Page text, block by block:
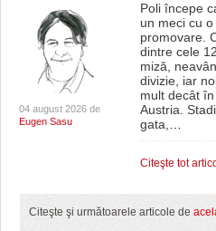
04 august 2026 de
Eugen Sasu
Poli începe
un meci cu
promovare.
dintre cele
miză,
divizie, iar
mult decât
Austria.
gata,…
Citeşte tot
Citeşte şi următoarele articole de